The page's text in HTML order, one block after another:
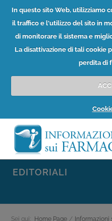
In questo sito Web, utilizziamo
il traffico e l'utilizzo del sito in
di monitorare il sistema e
La disattivazione di tali cookie
perdita di
EDITORIALI
Sei qui: Home Page / Informazioni